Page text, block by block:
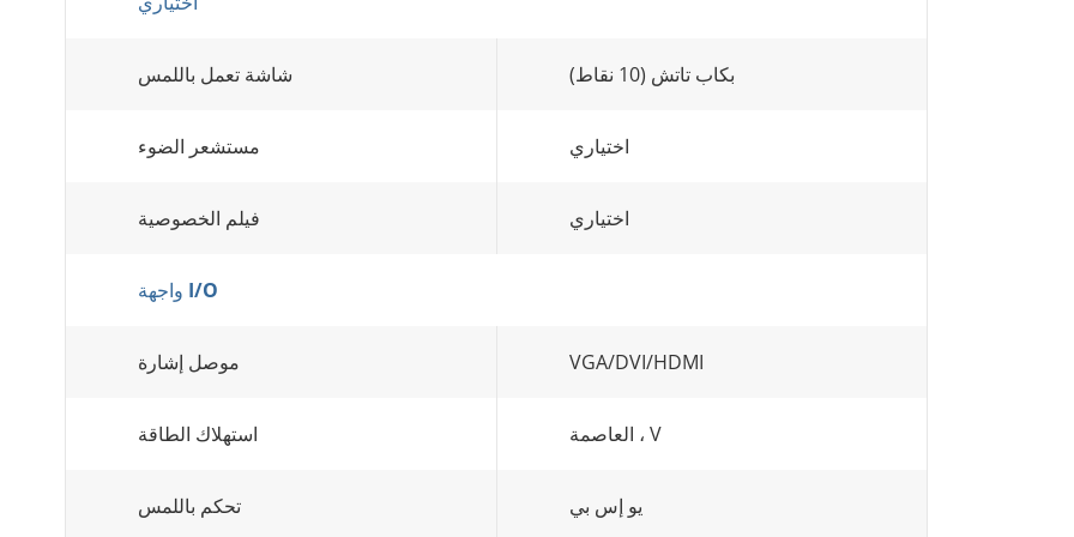
شاشة تعمل باللمس بكاب تاتش (10 نقاط)
مستشعر الضوء اختياري
فيلم الخصوصية اختياري
واجهة I/O
موصل إشارة VGA/DVI/HDMI
استهلاك الطاقة العاصمة ، V
تحكم باللمس يو إس بي